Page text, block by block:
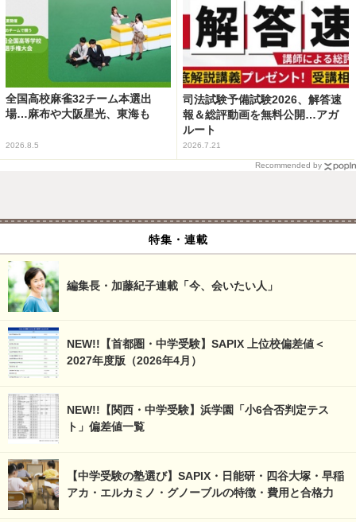
全国高校麻雀32チーム本選出
場…麻布や大阪星光、東海も
2026.8.5
司法試験予備試験2026、解答速
報＆総評動画を無料公開…アガ
ルート
2026.7.21
Recommended by
特集・連載
編集長・加藤紀子連載「今、会いたい人」
NEW!!【首都圏・中学受験】SAPIX 上位校偏差値＜
2027年度版（2026年4月）
NEW!!【関西・中学受験】浜学園「小6合否判定テス
ト」偏差値一覧
【中学受験の塾選び】SAPIX・日能研・四谷大塚・早稲
アカ・エルカミノ・グノーブルの特徴・費用と合格力